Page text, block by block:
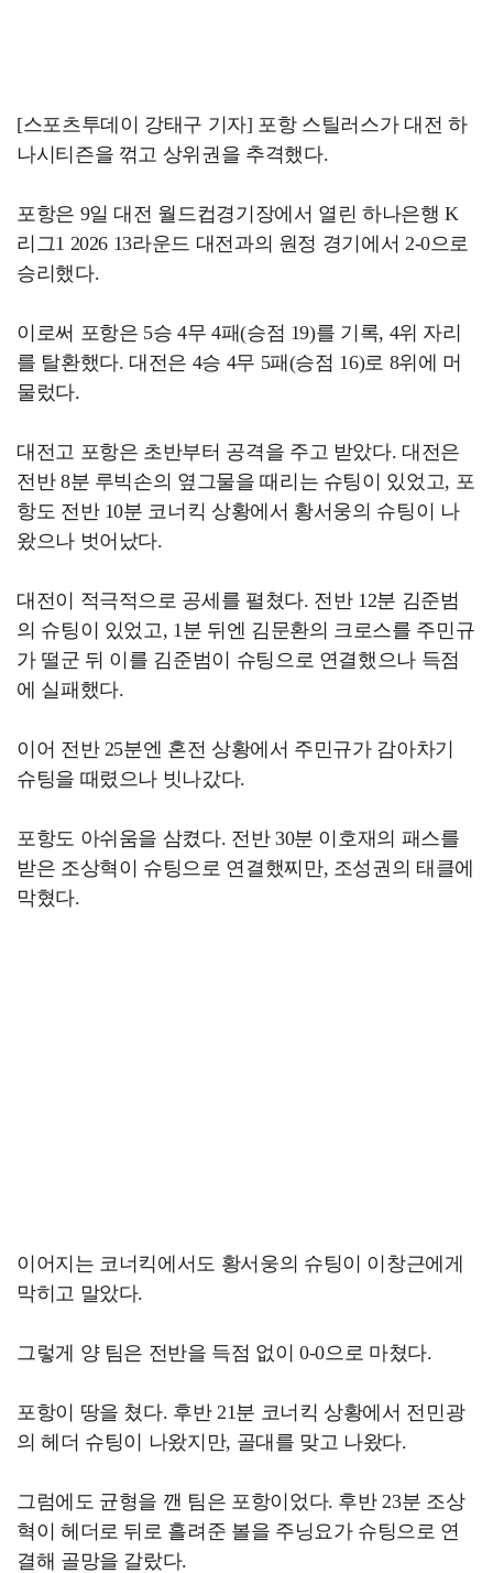
[스포츠투데이 강태구 기자] 포항 스틸러스가 대전 하
나시티즌을 꺾고 상위권을 추격했다.
포항은 9일 대전 월드컵경기장에서 열린 하나은행 K
리그1 2026 13라운드 대전과의 원정 경기에서 2-0으로
승리했다.
이로써 포항은 5승 4무 4패(승점 19)를 기록, 4위 자리
를 탈환했다. 대전은 4승 4무 5패(승점 16)로 8위에 머
물렀다.
대전고 포항은 초반부터 공격을 주고 받았다. 대전은
전반 8분 루빅손의 옆그물을 때리는 슈팅이 있었고, 포
항도 전반 10분 코너킥 상황에서 황서웅의 슈팅이 나
왔으나 벗어났다.
대전이 적극적으로 공세를 펼쳤다. 전반 12분 김준범
의 슈팅이 있었고, 1분 뒤엔 김문환의 크로스를 주민규
가 떨군 뒤 이를 김준범이 슈팅으로 연결했으나 득점
에 실패했다.
이어 전반 25분엔 혼전 상황에서 주민규가 감아차기
슈팅을 때렸으나 빗나갔다.
포항도 아쉬움을 삼켰다. 전반 30분 이호재의 패스를
받은 조상혁이 슈팅으로 연결했찌만, 조성권의 태클에
막혔다.
이어지는 코너킥에서도 황서웅의 슈팅이 이창근에게
막히고 말았다.
그렇게 양 팀은 전반을 득점 없이 0-0으로 마쳤다.
포항이 땅을 쳤다. 후반 21분 코너킥 상황에서 전민광
의 헤더 슈팅이 나왔지만, 골대를 맞고 나왔다.
그럼에도 균형을 깬 팀은 포항이었다. 후반 23분 조상
혁이 헤더로 뒤로 흘려준 볼을 주닝요가 슈팅으로 연
결해 골망을 갈랐다.